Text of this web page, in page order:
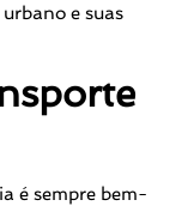
e suas
é sempre bem-